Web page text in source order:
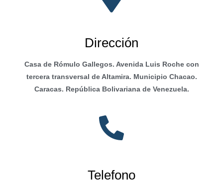
Dirección
Casa de Rómulo Gallegos. Avenida Luis Roche con
tercera transversal de Altamira. Municipio Chacao.
Caracas. República Bolivariana de Venezuela.
Telefono